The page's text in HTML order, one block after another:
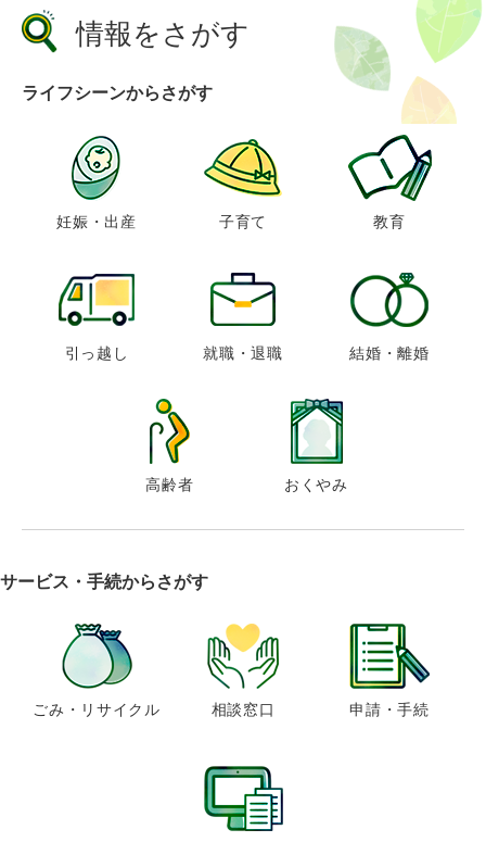
情報をさがす
ライフシーンからさがす
妊娠・出産 子育て 教育
引っ越し 就職・退職 結婚・離婚
高齢者 おくやみ
サービス・手続からさがす
ごみ・リサイクル 相談窓口 申請・手続